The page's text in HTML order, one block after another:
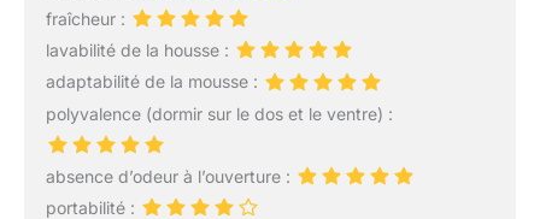
fraîcheur :
lavabilité de la housse :
adaptabilité de la mousse :
polyvalence (dormir sur le dos et le ventre) :
absence d’odeur à l’ouverture :
portabilité :